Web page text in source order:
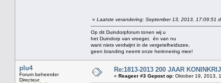
« Laatste verandering: September 13, 2013, 17:09:51
Op dit Duindorpforum tonen wij u
het Duindorp van vroeger, én van nu
want niets verdwijnt in de vergetelheidszee,
geen branding neemt onze herinnering mee!
plu4
Forum beheerder
Directeur
Re:1813-2013 200 JAAR
« Reageer #3 Gepost op: Oktober 19, 2013,